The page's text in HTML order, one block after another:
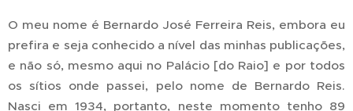
O meu nome é Bernardo José Ferreira Reis, embora eu
prefira e seja conhecido a nível das minhas publicações,
e não só, mesmo aqui no Palácio [do Raio] e por todos
os sítios onde passei, pelo nome de Bernardo Reis.
Nasci em 1934, portanto, neste momento tenho 89